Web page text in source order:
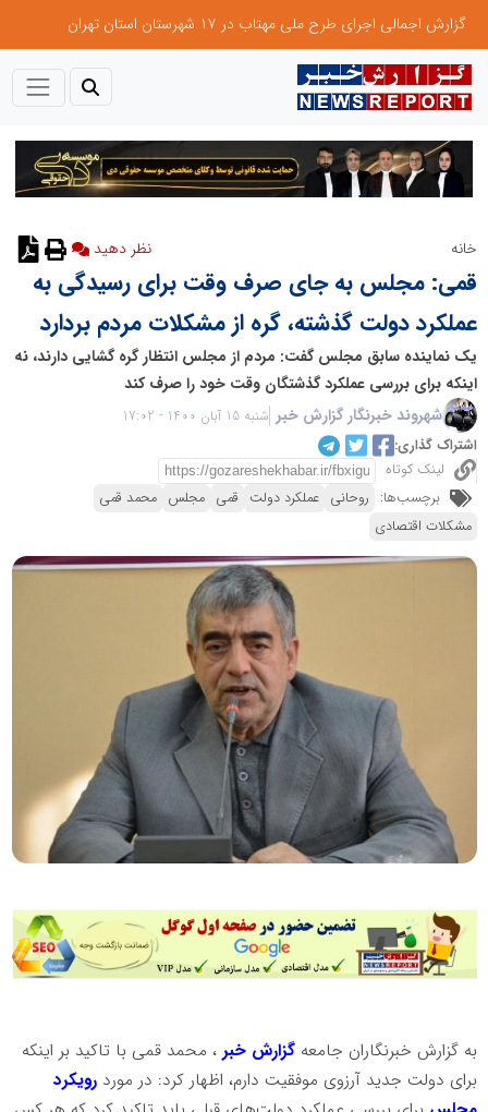
گزارش اجمالی اجرای طرح ملی مهتاب در ۱۷ شهرستان استان تهران
خانه
قمی: مجلس به جای صرف وقت برای رسیدگی به
عملکرد دولت گذشته، گره از مشکلات مردم بردارد
یک نماینده سابق مجلس گفت: مردم از مجلس انتظار گره گشایی دارند، نه
اینکه برای بررسی عملکرد گذشتگان وقت خود را صرف کند
شهروند خبرنگار گزارش خبر شنبه 15 آبان 1400 - 17:02
اشتراک گذاری:
لینک کوتاه
برچسب‌ها: روحانی عملکرد دولت قمی مجلس محمد قمی
مشکلات اقتصادی
به گزارش خبرنگاران جامعهگزارش خبر ، محمد قمی با تاکید بر اینکه
برای دولت جدید آرزوی موفقیت دارم، اظهار کرد: در موردرویکرد